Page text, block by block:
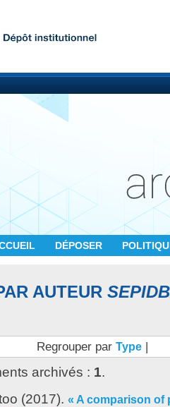
DÉPOSER
AUTEUR
Regrouper par Type |
archivés : 1.
(2017). « A comparison of